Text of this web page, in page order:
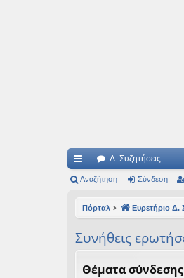
Αυτός ο τόπος φιλοδοξεί να
ρή
ς
Δ. Συζητήσεις
Αναζήτηση Σύνδεση
Πόρταλ Ευρετήριο Δ.
Συνήθεις
Θέματα